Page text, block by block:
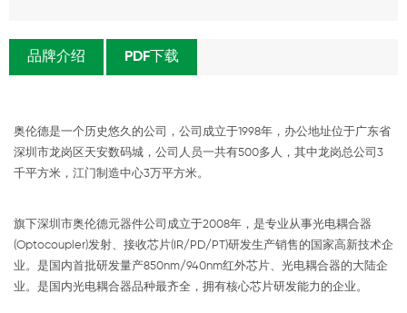
品牌介绍 PDF下载
奥伦德是一个历史悠久的公司，公司成立于1998年，办公地址位于广东省
深圳市龙岗区天安数码城，公司人员一共有500多人，其中龙岗总公司3
千平方米，江门制造中心3万平方米。
旗下深圳市奥伦德元器件公司成立于2008年，是专业从事光电耦合器
(Optocoupler)发射、接收芯片(IR/PD/PT)研发生产销售的国家高新技术企
业。是国内首批研发量产850nm/940nm红外芯片、光电耦合器的大陆企
业。是国内光电耦合器品种最齐全，拥有核心芯片研发能力的企业。